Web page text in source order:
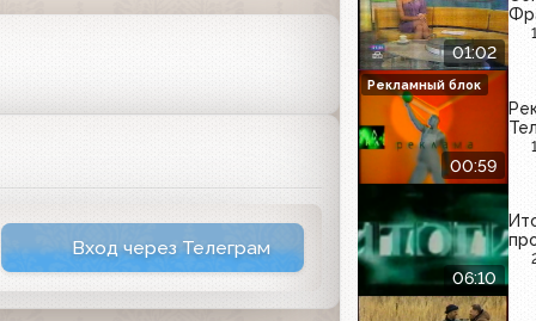
Вход через Телеграм
01:02
00:59
Рекламный блок
06:10